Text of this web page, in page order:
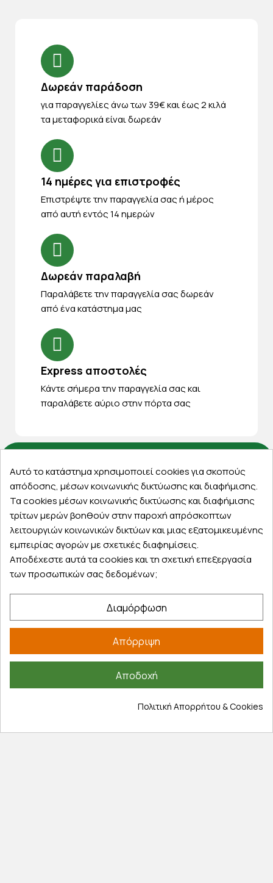
Δωρεάν παράδοση
για παραγγελίες άνω των 39€ και έως 2 κιλά
τα μεταφορικά είναι δωρεάν
14 ημέρες για επιστροφές
Eπιστρέψτε την παραγγελία σας ή μέρος
από αυτή εντός 14 ημερών
Δωρεάν παραλαβή
Παραλάβετε την παραγγελία σας δωρεάν
από ένα κατάστημα μας
Express αποστολές
Κάντε σήμερα την παραγγελία σας και
παραλάβετε αύριο στην πόρτα σας
Εξυπηρέτηση πελατών
Λογαριασμός
Τα αγαπημένα μου
Τρόποι παραγγελίας
Τρόποι πληρωμής
Έξοδα αποστολής
Εξέλιξη παραγγελίας
Πληροφορίες
Επικοινωνία
Πολιτική απορρήτου
Άρθρα
Αυτό το κατάστημα χρησιμοποιεί cookies για σκοπούς
απόδοσης, μέσων κοινωνικής δικτύωσης και διαφήμισης.
Τα cookies μέσων κοινωνικής δικτύωσης και διαφήμισης
τρίτων μερών βοηθούν στην παροχή απρόσκοπτων
λειτουργιών κοινωνικών δικτύων και μιας εξατομικευμένης
εμπειρίας αγορών με σχετικές διαφημίσεις.
Αποδέχεστε αυτά τα cookies και τη σχετική επεξεργασία
των προσωπικών σας δεδομένων;
Διαμόρφωση
Απόρριψη
Αποδοχή
Πολιτική Απορρήτου & Cookies